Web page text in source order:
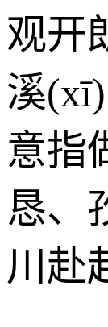
观开
溪
意指
恳、
川赴